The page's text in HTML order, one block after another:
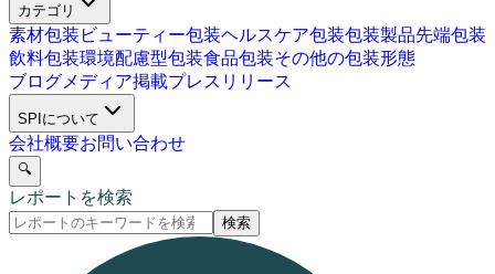
カテゴリ
素材包装 ビューティー包装ヘルスケア包装包装製品先端包装
飲料包装環境配慮型包装食品包装その他の包装形態
ブログメディア掲載プレスリリース
SPIについて
会社概要お問い合わせ
🔍
レポートを検索
検索